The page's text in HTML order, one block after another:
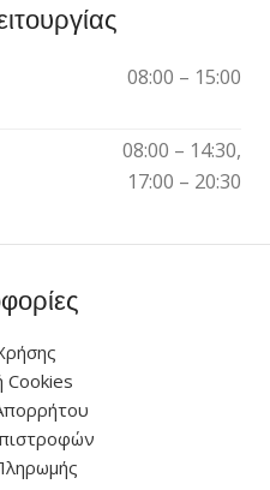
08:00 – 15:00
08:00 – 14:30,
17:00 – 20:30
Cookies